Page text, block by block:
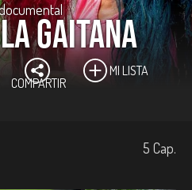
Gaitana
COMPARTIR
MI LISTA
5 Cap.